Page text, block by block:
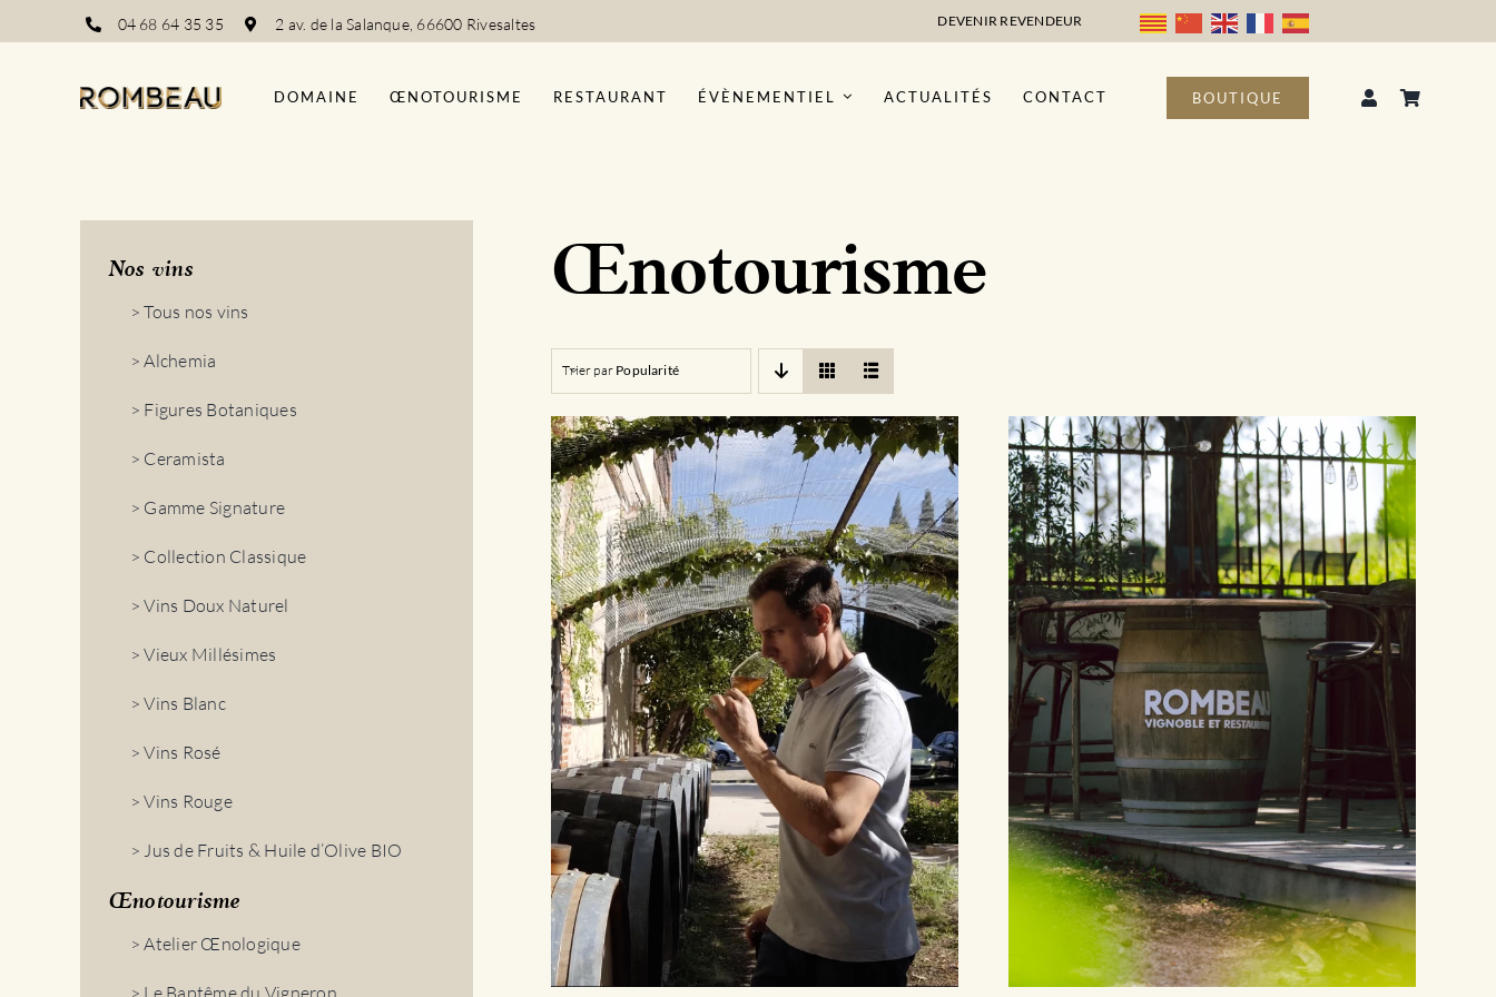
au
04 68 64 35 35 2 av. de la Salanque, 66600 Rivesaltes DEVENIR REVENDEUR
DOMAINE ŒNOTOURISME RESTAURANT ÉVÈNEMENTIEL ACTUALITÉS CONTACT BOUTIQUE
Nos vins
> Tous nos vins
> Alchemia
> Figures Botaniques
> Ceramista
> Gamme Signature
> Collection Classique
> Vins Doux Naturel
> Vieux Millésimes
> Vins Blanc
> Vins Rosé
> Vins Rouge
> Jus de Fruits & Huile d’Olive BIO
Œnotourisme
> Atelier Œnologique
> Le Baptême du Vigneron
Œnotourisme
Trier par Popularité